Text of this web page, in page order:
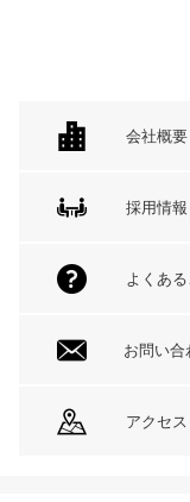
会社概要
採用情報
よくあ
お問い合
アクセス